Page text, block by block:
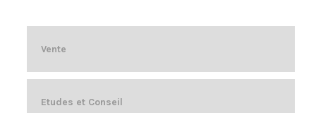
Vente
Etudes et Conseil